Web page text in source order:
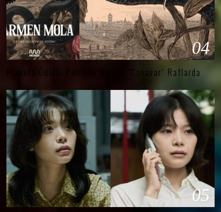
04
Planeta Ödüllü Polisiye Roman ‘Canavar’ Raflarda
05